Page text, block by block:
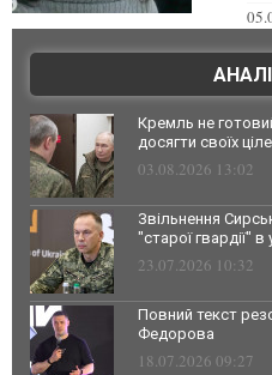
Кремль не
досягти своїх
03.08.2026 13:02
Звільнення
"старої гвардії" в
23.07.2026 10:32
Повний текст
Федорова
18.07.2026 09:27